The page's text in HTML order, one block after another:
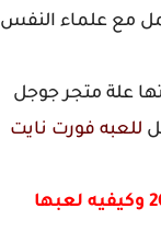
مع علماء النفس
علة متجر جوجل
للعبه فورت نايت
معرفه ما هى لعبه فورت نايت للموبايل النسخه الاصليه 2020 وكيفيه لعبها